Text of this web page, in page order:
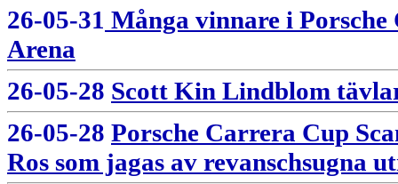
26-05-31 Många vinnare i
Arena
26-05-28 Scott Kin Lindblom
26-05-28 Porsche Carrera Cup
Ros som jagas av revanschsugna